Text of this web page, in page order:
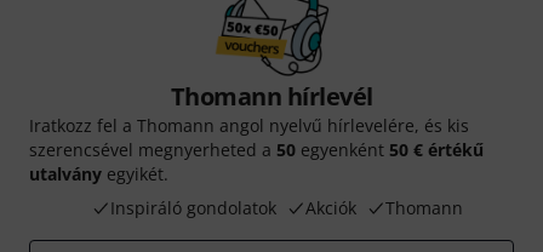
Thomann hírlevél
Iratkozz fel a Thomann angol nyelvű hírlevelére, és kis
szerencsével megnyerheted a 50 egyenként 50 € értékű
utalvány egyikét.
Inspiráló gondolatok
Akciók Thomann